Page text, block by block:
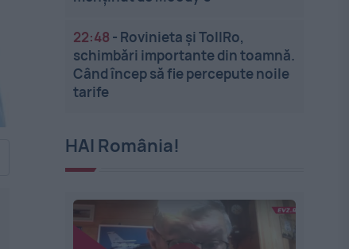
22:48 - Rovinieta și TollRo,
schimbări importante din toamnă.
Când încep să fie percepute noile
tarife
HAI România!